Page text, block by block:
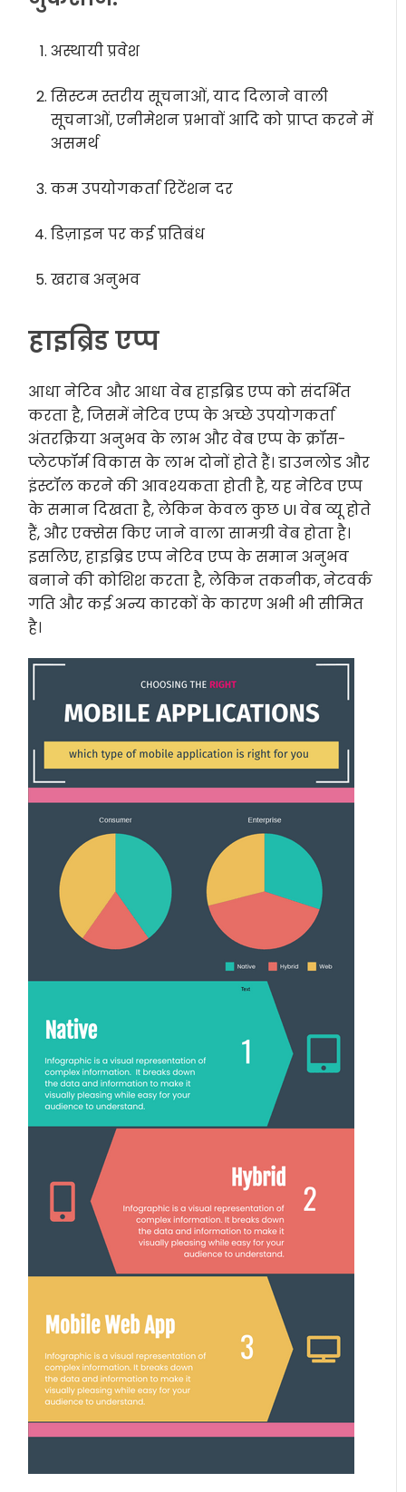
अस्थायी प्रवेश
सिस्टम स्तरीय सूचनाओं, याद दिलाने वाली
सूचनाओं, एनीमेशन प्रभावों आदि को प्राप्त करने में
असमर्थ
कम उपयोगकर्ता रिटेंशन दर
डिज़ाइन पर कई प्रतिबंध
खराब अनुभव
हाइब्रिड एप्प
आधा नेटिव और आधा वेब हाइब्रिड एप्प को संदर्भित
करता है, जिसमें नेटिव एप्प के अच्छे उपयोगकर्ता
अंतरक्रिया अनुभव के लाभ और वेब एप्प के क्रॉस-
प्लेटफॉर्म विकास के लाभ दोनों होते हैं। डाउनलोड और
इंस्टॉल करने की आवश्यकता होती है, यह नेटिव एप्प
के समान दिखता है, लेकिन केवल कुछ UI वेब व्यू होते
हैं, और एक्सेस किए जाने वाला सामग्री वेब होता है।
इसलिए, हाइब्रिड एप्प नेटिव एप्प के समान अनुभव
बनाने की कोशिश करता है, लेकिन तकनीक, नेटवर्क
गति और कई अन्य कारकों के कारण अभी भी सीमित
है।